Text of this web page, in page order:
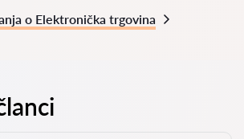
o Elektronička trgovina